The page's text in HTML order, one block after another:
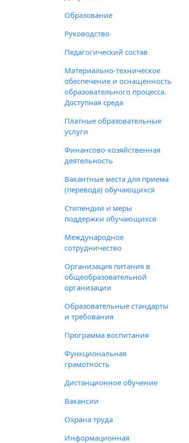
Образование
Руководство
Педагогический состав
Материально-техническое
обеспечение и оснащенность
образовательного процесса.
Доступная среда
Платные образовательные
услуги
Финансово-хозяйственная
деятельность
Вакантные места для приема
(перевода) обучающихся
Стипендии и меры
поддержки обучающихся
Международное
сотрудничество
Организация питания в
общеобразовательной
организации
Образовательные стандарты
и требования
Программа воспитания
Функциональная
грамотность
Дистанционное обучение
Вакансии
Охрана труда
Информационная